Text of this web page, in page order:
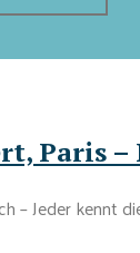
Paris
– Jeder kennt